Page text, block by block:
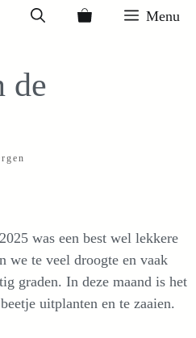
Menu
de
was een best wel lekkere
we te veel droogte en vaak
graden. In deze maand is het
uitplanten en te zaaien.